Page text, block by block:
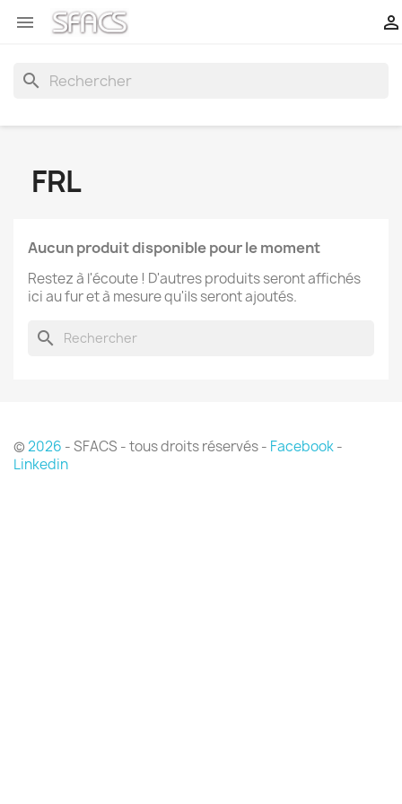
 
search
FRL
Aucun produit disponible pour le moment
Restez à l'écoute ! D'autres produits seront affichés
ici au fur et à mesure qu'ils seront ajoutés.
search
©2026 - SFACS - tous droits réservés - Facebook-
Linkedin